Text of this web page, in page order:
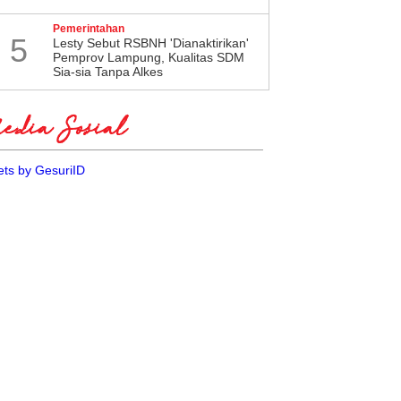
5
Pemerintahan
Lesty Sebut RSBNH 'Dianaktirikan'
Pemprov Lampung, Kualitas SDM
Sia-sia Tanpa Alkes
Sosial
by GesuriID